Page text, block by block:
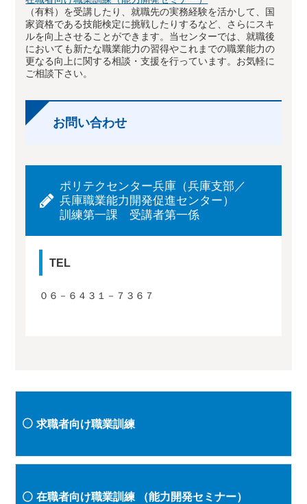
（有料）を受講したり、就職先の実務経験を活かして、国
家資格である技能検定に挑戦したりするなど、さらにスキ
ルを向上させることができます。当センターでは、就職後
においても新たな職業能力の習得やこれまでの職業能力の
更なる向上に関する相談・支援を行っています。お気軽に
ご相談下さい。
お問い合わせ
ポリテクセンター兵庫（兵庫支部／
兵庫職業能力開発促進センター）
訓練第一課 受講者第一係
TEL
０６－６４３１－７３６７
求職者向け職業訓練
在職者向け職業訓練 （能力開発セミナー）